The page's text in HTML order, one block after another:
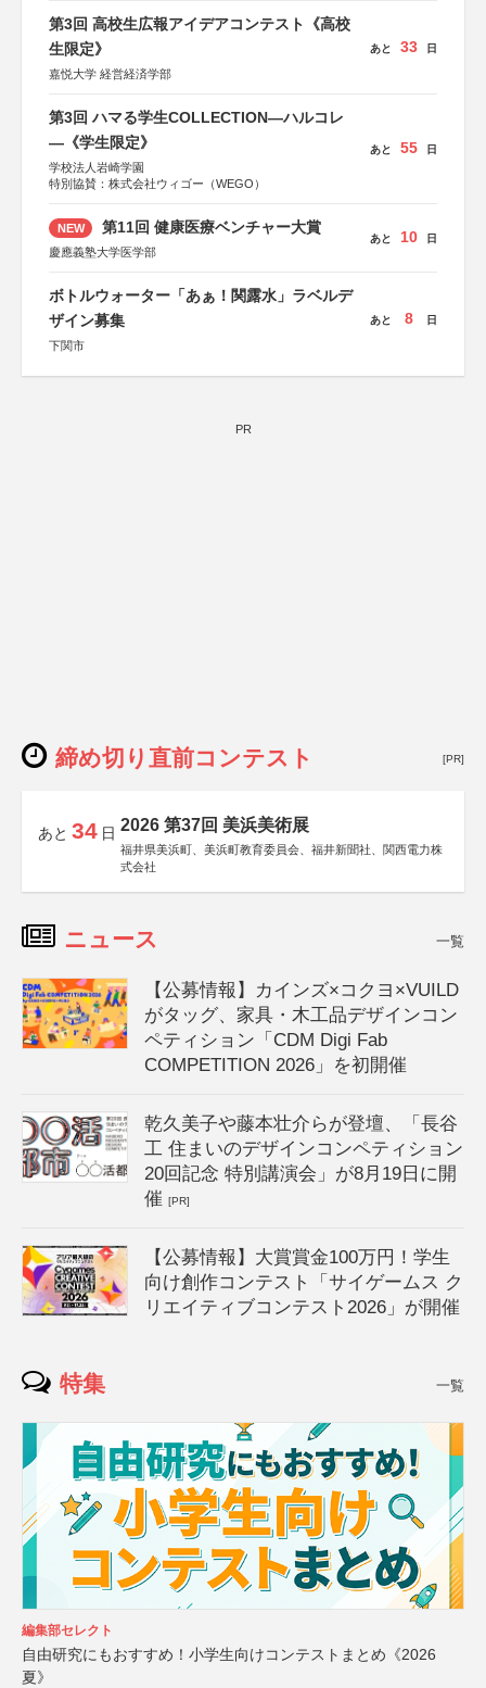
第3回 高校生広報アイデアコンテスト《高校
生限定》
嘉悦大学 経営経済学部
あと 33 日
第3回 ハマる学生COLLECTION―ハルコレ
―《学生限定》
学校法人岩崎学園
特別協賛：株式会社ウィゴー（WEGO）
あと 55 日
NEW 第11回 健康医療ベンチャー大賞
慶應義塾大学医学部
あと 10 日
ボトルウォーター「あぁ！関露水」ラベルデ
ザイン募集
下関市
あと 8 日
PR
締め切り直前コンテスト [PR]
あと 34 日 2026 第37回 美浜美術展
福井県美浜町、美浜町教育委員会、福井新聞社、関西電力株
式会社
ニュース 一覧
【公募情報】カインズ×コクヨ×VUILD
がタッグ、家具・木工品デザインコン
ペティション「CDM Digi Fab
COMPETITION 2026」を初開催
乾久美子や藤本壮介らが登壇、「長谷
工 住まいのデザインコンペティション
20回記念 特別講演会」が8月19日に開
催[PR]
【公募情報】大賞賞金100万円！学生
向け創作コンテスト「サイゲームス ク
リエイティブコンテスト2026」が開催
特集 一覧
編集部セレクト
自由研究にもおすすめ！小学生向けコンテストまとめ《2026
夏》